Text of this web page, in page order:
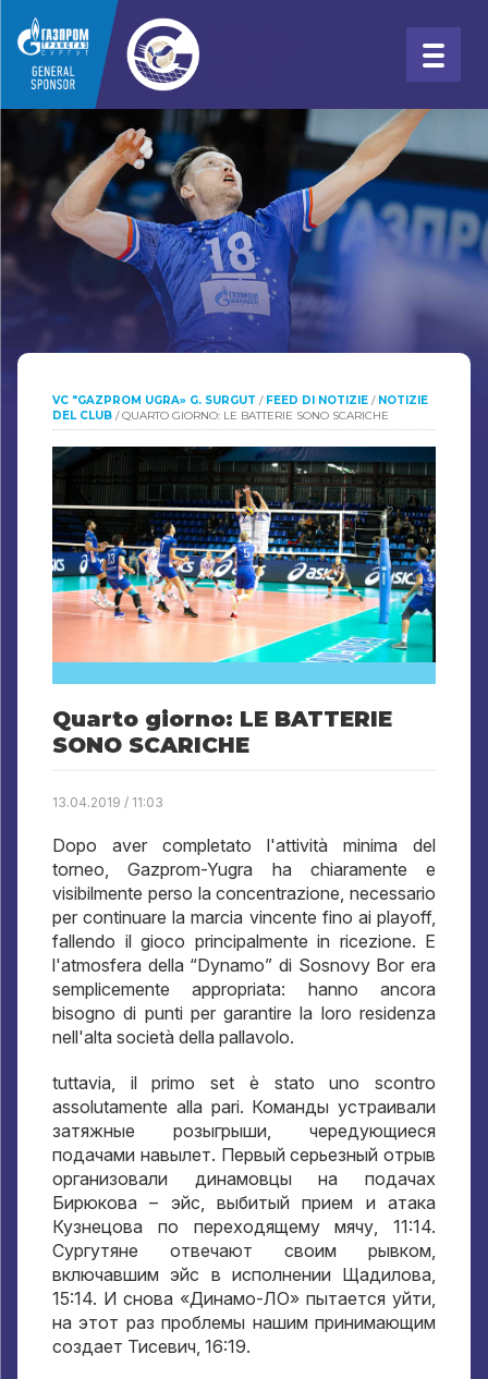
VC "GAZPROM UGRA» G. SURGUT / FEED DI NOTIZIE / NOTIZIE
DEL CLUB /QUARTO GIORNO: LE BATTERIE SONO SCARICHE
Quarto giorno: LE BATTERIE
SONO SCARICHE
13.04.2019 / 11:03
Dopo aver completato l'attività minima del
torneo, Gazprom-Yugra ha chiaramente e
visibilmente perso la concentrazione, necessario
per continuare la marcia vincente fino ai playoff,
fallendo il gioco principalmente in ricezione. E
l'atmosfera della “Dynamo” di Sosnovy Bor era
semplicemente appropriata: hanno ancora
bisogno di punti per garantire la loro residenza
nell'alta società della pallavolo.
tuttavia, il primo set è stato uno scontro
assolutamente alla pari. Команды устраивали
затяжные розыгрыши
чередующиеся
подачами навылет. Первый серьезный отрыв
организовали динамовцы на подачах
Бирюкова – эйс ,выбитый прием и атака
Кузнецова по переходящему мячу , 11:14.
Сургутяне отвечают своим рывком
включавшим эйс в исполнении Щадилова
15:14. И снова «Динамо-ЛО» пытается уйти
на этот раз проблемы нашим принимающим
создает Тисевич , 16:19.